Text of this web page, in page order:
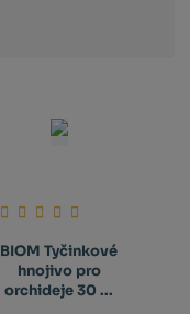
BIOM Tyčinkové
hnojivo pro
orchideje 30 ...